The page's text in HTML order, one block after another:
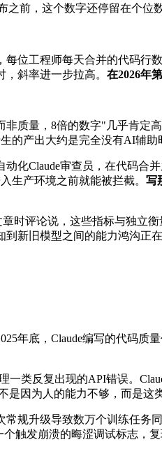
之前，这个数字还停留在个位数
位工程师每天合并的代码行
斜率进一步拉高。 在2026年
质量，8倍的数字"几乎肯定
的产出大约是完全没有AI辅助
化Claude审查员，在代码
生产环境之前就能被拦截。 写
时评论说，这些指标与独
新旧模型之间的能力鸿沟正在
年底，Claude编写的代码质
类反复出现的API错误。
是因为人的能力不够，而是这
规升级导致数万个训练任务
触发崩溃的晦涩调试标志，复